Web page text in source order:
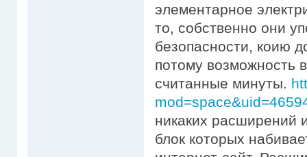
элементарное
то, собственно они
безопасности, коию
потому возможность
считанные минуты.
никаких расширений
блок которых